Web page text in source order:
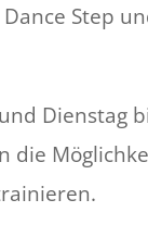
Step
Dienstag
die